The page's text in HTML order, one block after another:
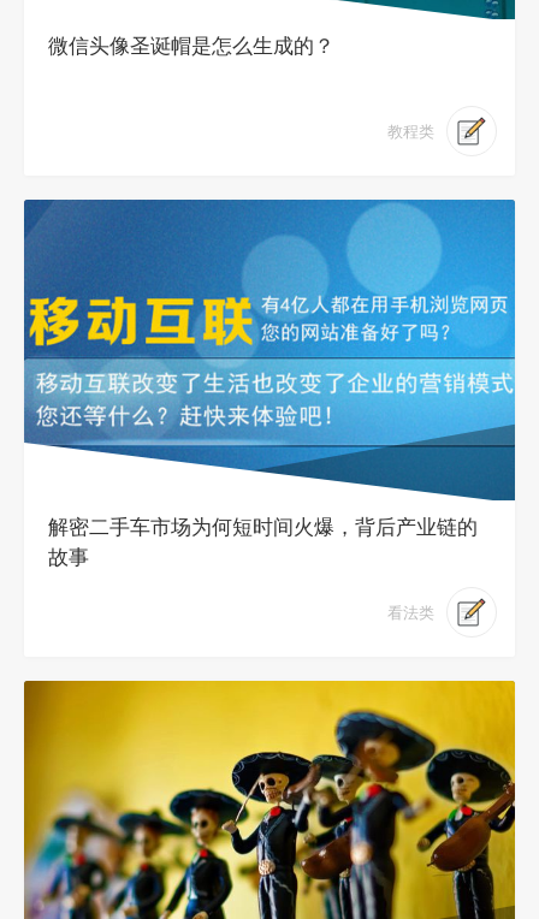
微信头像圣诞帽是怎么生成的？
教程类
解密二手车市场为何短时间火爆，背后产业链的
故事
看法类